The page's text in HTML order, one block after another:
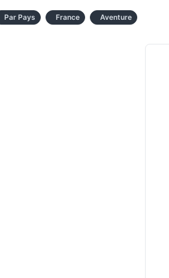
Par Pays France Aventure